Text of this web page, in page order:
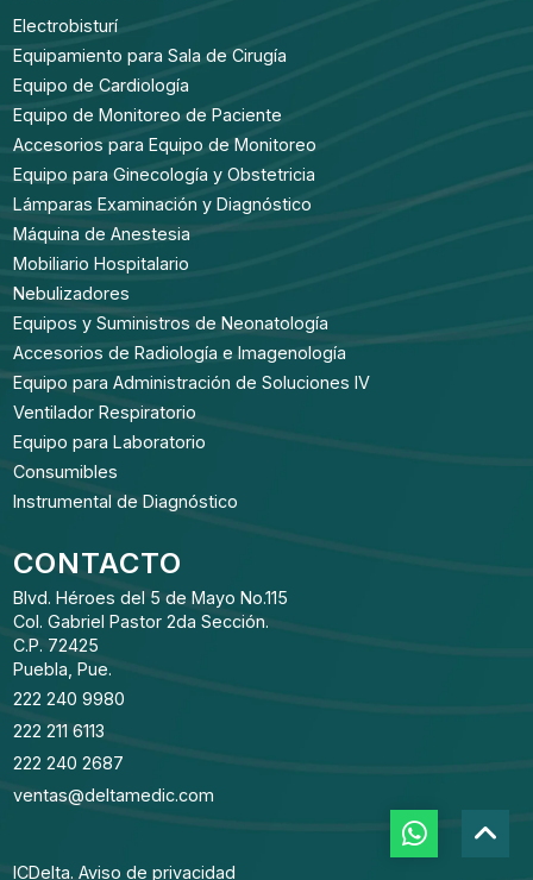
Electrobisturí
Equipamiento para Sala de Cirugía
Equipo de Cardiología
Equipo de Monitoreo de Paciente
Accesorios para Equipo de Monitoreo
Equipo para Ginecología y Obstetricia
Lámparas Examinación y Diagnóstico
Máquina de Anestesia
Mobiliario Hospitalario
Nebulizadores
Equipos y Suministros de Neonatología
Accesorios de Radiología e Imagenología
Equipo para Administración de Soluciones IV
Ventilador Respiratorio
Equipo para Laboratorio
Consumibles
Instrumental de Diagnóstico
CONTACTO
Blvd. Héroes del 5 de Mayo No.115
Col. Gabriel Pastor 2da Sección.
C.P. 72425
Puebla, Pue.
222 240 9980
222 211 6113
222 240 2687
ventas@deltamedic.com
ICDelta.Aviso de privacidad